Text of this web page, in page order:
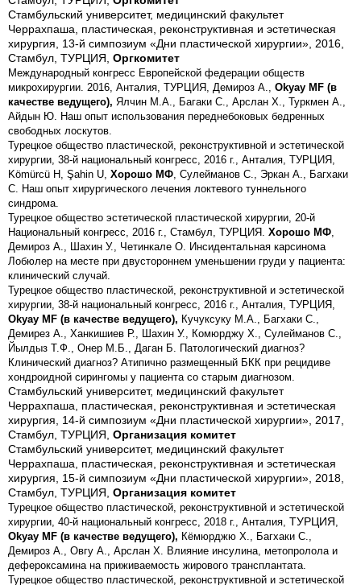
Стамбульский университет, медицинский факультет
Черрахпаша, пластическая, реконструктивная и эстетическая
хирургия, 13-й симпозиум «Дни пластической хирургии», 2016,
Стамбул, ТУРЦИЯ, Оргкомитет
Международный конгресс Европейской федерации обществ
микрохирургии. 2016, Анталия, ТУРЦИЯ, Демироз А., Okyay MF (в
качестве ведущего), Ялчин М.А., Багаки С., Арслан Х., Туркмен А.,
Айдын Ю. Наш опыт использования переднебоковых бедренных
свободных лоскутов.
Турецкое общество пластической, реконструктивной и эстетической
хирургии, 38-й национальный конгресс, 2016 г., Анталия, ТУРЦИЯ,
Kömürcü H, Şahin U, Хорошо МФ , Сулейманов С., Эркан А., Багхаки
С. Наш опыт хирургического лечения локтевого туннельного
синдрома.
Турецкое общество эстетической пластической хирургии, 20-й
Национальный конгресс, 2016 г., Стамбул, ТУРЦИЯ. Хорошо МФ
Демироз А., Шахин У., Четинкале О. Инсидентальная карсинома
Лобюлер на месте при двустороннем уменьшении груди у пациента:
клинический случай.
Турецкое общество пластической, реконструктивной и эстетической
хирургии, 38-й национальный конгресс, 2016 г., Анталия, ТУРЦИЯ,
Okyay MF (в качестве ведущего), Кучуксуку М.А., Багхаки С.,
Демирез А., Ханкишиев Р., Шахин У., Комюрджу Х., Сулейманов С.,
Йылдыз Т.Ф., Онер М.Б., Даган Б. Патологический диагноз?
Клинический диагноз? Атипично размещенный БКК при рецидиве
хондроидной сирингомы у пациента со старым диагнозом.
Стамбульский университет, медицинский факультет
Черрахпаша, пластическая, реконструктивная и эстетическая
хирургия, 14-й симпозиум «Дни пластической хирургии», 2017,
Стамбул, ТУРЦИЯ, Организация комитет
Стамбульский университет, медицинский факультет
Черрахпаша, пластическая, реконструктивная и эстетическая
хирургия, 15-й симпозиум «Дни пластической хирургии», 2018,
Стамбул, ТУРЦИЯ, Организация комитет
Турецкое общество пластической, реконструктивной и эстетической
хирургии, 40-й национальный конгресс, 2018 г., Анталия, ТУРЦИЯ
Okyay MF (в качестве ведущего), Кёмюрджю Х., Багхаки С.,
Демироз А., Овгу А., Арслан Х.
Влияние инсулина, метопролола и
дефероксамина на приживаемость жирового трансплантата
Турецкое общество пластической, реконструктивной и эстетической